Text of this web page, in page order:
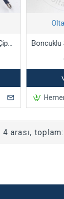
Yılan Dili Surfcasting Çipura Takımı
arası,